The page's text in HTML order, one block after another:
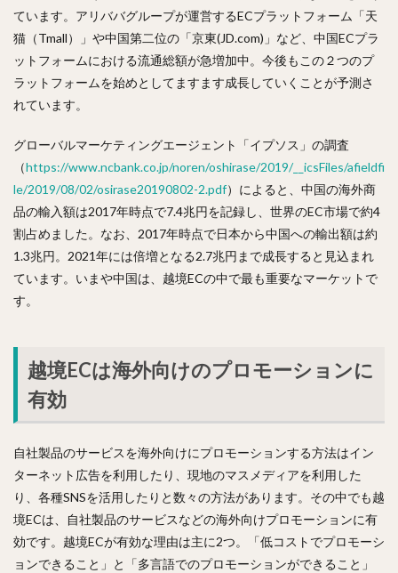
ています。アリババグループが運営するECプラットフォーム「天
猫（Tmall）」や中国第二位の「京東(JD.com)」など、中国ECプラ
ットフォームにおける流通総額が急増加中。今後もこの２つのプ
ラットフォームを始めとしてますます成長していくことが予測さ
れています。
グローバルマーケティングエージェント「イプソス」の調査
（https://www.ncbank.co.jp/noren/oshirase/2019/__icsFiles/afieldfi
le/2019/08/02/osirase20190802-2.pdf）によると、中国の海外商
品の輸入額は2017年時点で7.4兆円を記録し、世界のEC市場で約4
割占めました。なお、2017年時点で日本から中国への輸出額は約
1.3兆円。2021年には倍増となる2.7兆円まで成長すると見込まれ
ています。いまや中国は、越境ECの中で最も重要なマーケットで
す。
越境ECは海外向けのプロモーションに
有効
自社製品のサービスを海外向けにプロモーションする方法はイン
ターネット広告を利用したり、現地のマスメディアを利用した
り、各種SNSを活用したりと数々の方法があります。その中でも越
境ECは、自社製品のサービスなどの海外向けプロモーションに有
効です。越境ECが有効な理由は主に2つ。「低コストでプロモーシ
ョンできること」と「多言語でのプロモーションができること」